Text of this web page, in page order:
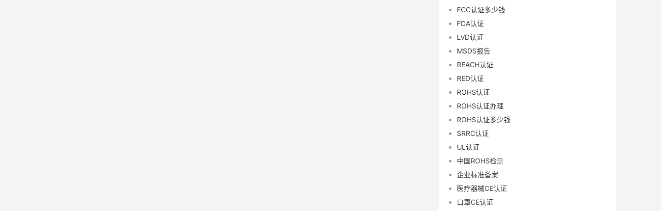
FCC认证多少钱
FDA认证
LVD认证
MSDS报告
REACH认证
RED认证
ROHS认证
ROHS认证办理
ROHS认证多少钱
SRRC认证
UL认证
中国ROHS检测
企业标准备案
医疗器械CE认证
口罩CE认证